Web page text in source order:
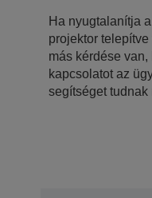
Ha nyugtalanítja
projektor
más kérdése
kapcsolatot az
segítséget tudnak